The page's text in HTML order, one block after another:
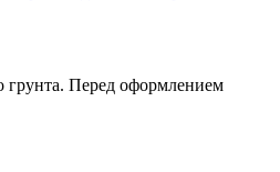
грунта. Перед оформлением